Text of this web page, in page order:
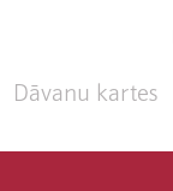
Dāvanu kartes